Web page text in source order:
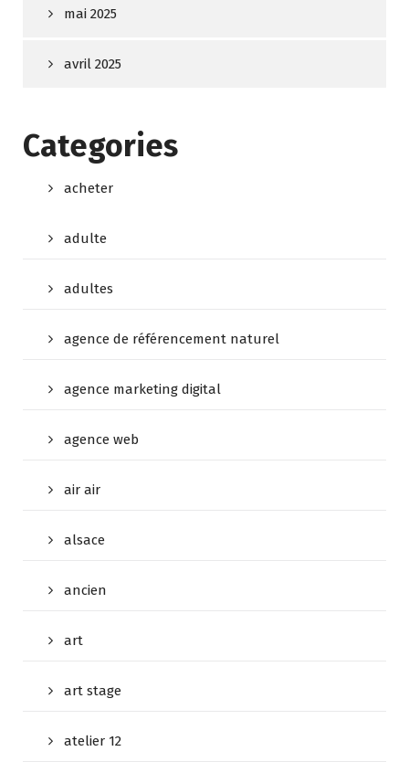
mai 2025
avril 2025
Categories
acheter
adulte
adultes
agence de référencement naturel
agence marketing digital
agence web
air air
alsace
ancien
art
art stage
atelier 12